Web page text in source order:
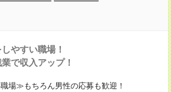
やすい職場！
で収入アップ！
場≫もちろん男性の応募も歓迎！